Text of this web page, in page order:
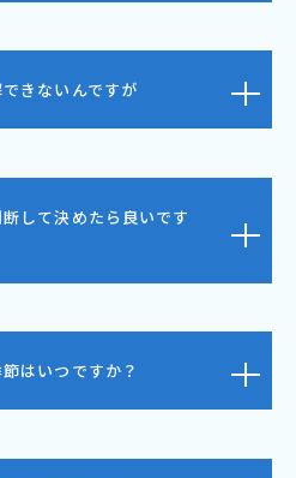
きないんですが
して決めたら良いです
はいつですか？